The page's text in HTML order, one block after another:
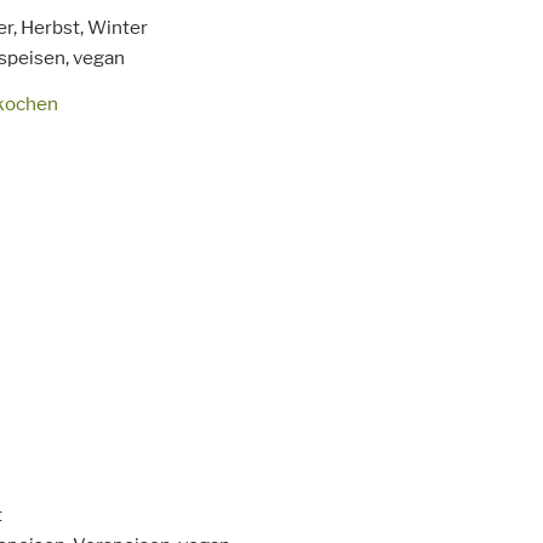
Herbst, Winter
vegan